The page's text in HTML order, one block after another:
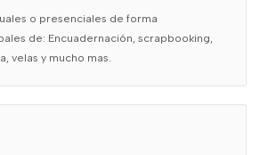
o presenciales de forma
de: Encuadernación, scrapbooking,
velas y mucho mas.